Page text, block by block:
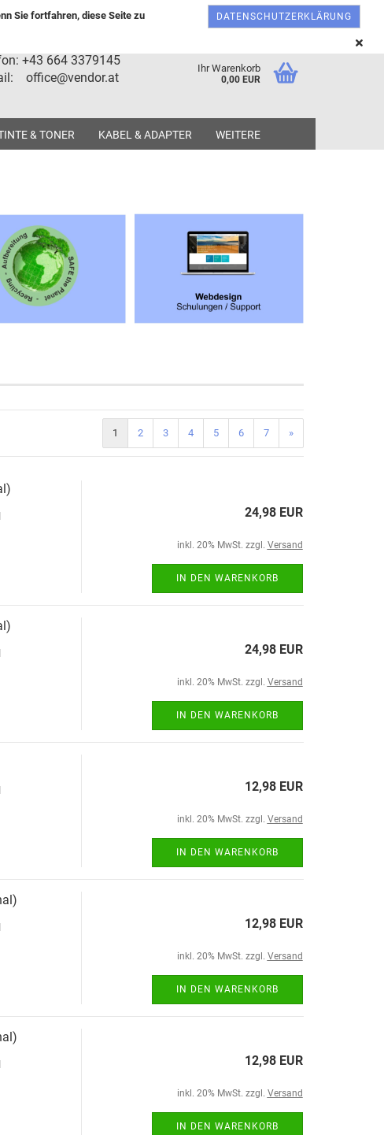
Österreich
erstellen
vergessen?
Merkzettel
+43 664 3379145
office@vendor.at
Ihr Warenkorb
0,00 EUR
Sie fortfahren, diese Seite zu
DATENSCHUTZERKLÄRUNG
& TONER KABEL & ADAPTER WEITERE
1 2 3 4 5 6 7 »
24,98 EUR
inkl. 20% MwSt. zzgl. Versand
IN DEN WARENKORB
24,98 EUR
inkl. 20% MwSt. zzgl. Versand
IN DEN WARENKORB
12,98 EUR
inkl. 20% MwSt. zzgl. Versand
IN DEN WARENKORB
12,98 EUR
inkl. 20% MwSt. zzgl. Versand
IN DEN WARENKORB
12,98 EUR
inkl. 20% MwSt. zzgl. Versand
IN DEN WARENKORB